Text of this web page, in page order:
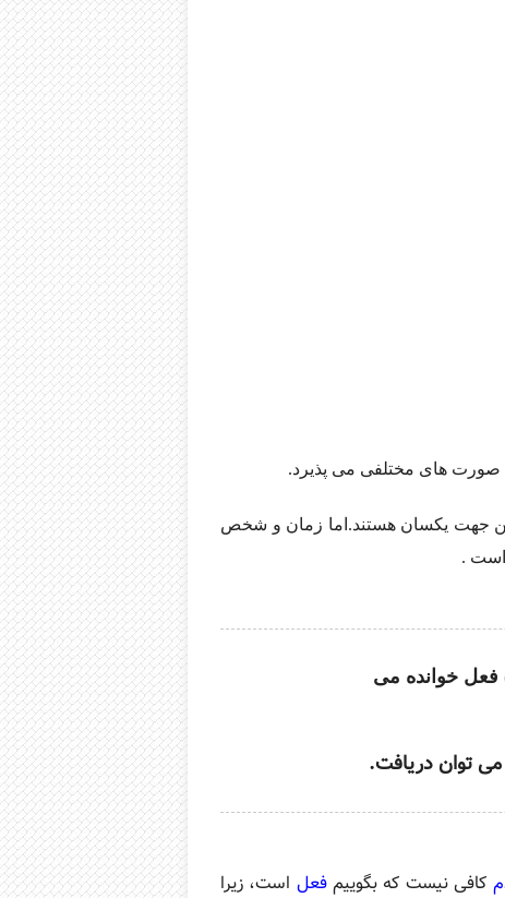
صورت های مختلفی می پذیرد.
جهت یکسان هستند. اما زمان و شخص
است .
فعل خوانده می
توان دریافت.
کافی نیست که بگوییمفعل است، زیرا